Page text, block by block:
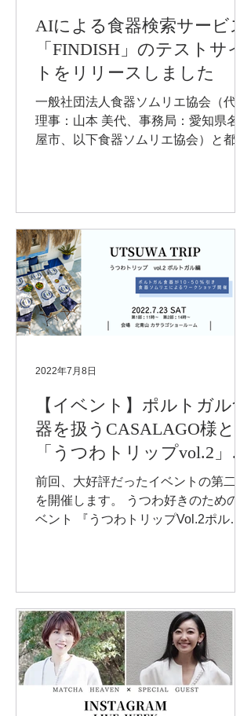
AIによる食器検索サービス
「FINDISH」のテストサイ
トをリリースしました
一般社団法人食器ソムリエ協会（代表
理事：山本 美代、事務局：愛知県名古
屋市、以下食器ソムリエ協会）と都築
索サイト「FINDISH（ファインディッ
シュ）」をテスト公開しました...
【イベント】ポルトガル食
器を扱うCASALAGO様と
「うつわトリップvol.2」開
催します
前回、大好評だったイベントの第二弾
を開催します。 うつわ好きのためのイ
ベント 『うつわトリップVol.2ポルト
ントです。...
2022年7月8日